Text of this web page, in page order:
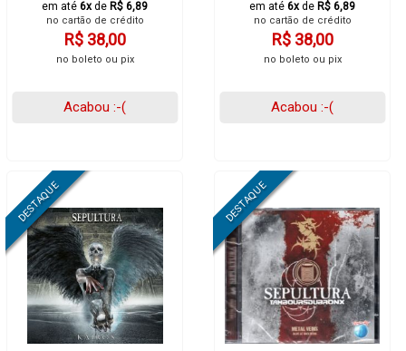
em até 6xde R$ 6,89
no cartão de crédito
R$ 38,00
no boleto ou pix
Acabou :-(
em até 6xde R$ 6,89
no cartão de crédito
R$ 38,00
no boleto ou pix
Acabou :-(